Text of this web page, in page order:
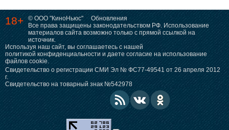
18+ © ООО "КиноНьюс"
Обновления
Все права защищены законодательством РФ. Использование
материалов сайта возможно только с прямой ссылкой на
источник.
Используя наш сайт, вы соглашаетесь с нашей
политикой конфиденциальности и даете согласие на использование
файлов cookie.
Свидетельство о регистрации СМИ Эл № ФС77-49541 от 26 апреля 2012
г.
Свидетельство на товарный знак №542978